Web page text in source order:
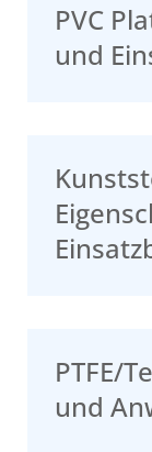
PVC
und
PTFE/
und